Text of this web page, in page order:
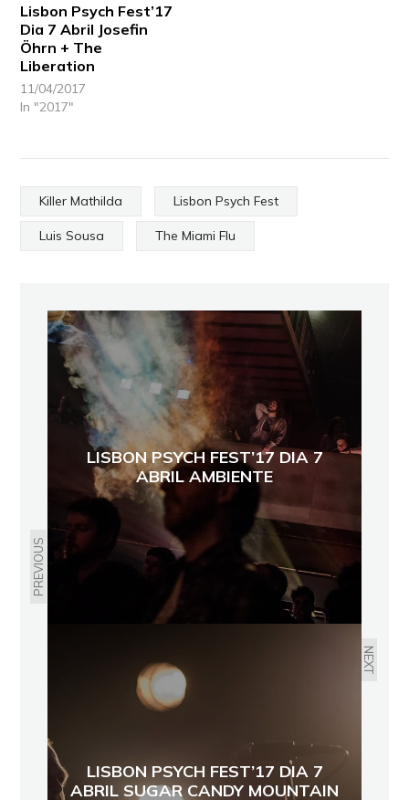
Lisbon Psych Fest’17
Dia 7 Abril Josefin
Öhrn + The
Liberation
11/04/2017
In "2017"
Killer Mathilda Lisbon Psych Fest
Luis Sousa The Miami Flu
PREVIOUS
LISBON PSYCH FEST’17 DIA 7
ABRIL AMBIENTE
NEXT
LISBON PSYCH FEST’17 DIA 7
ABRIL SUGAR CANDY MOUNTAIN